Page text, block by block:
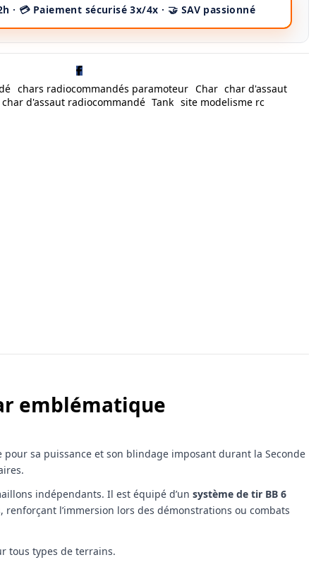
chars radiocommandés paramoteur Char char d'assaut
char d'assaut radiocommandé Tank site modelisme rc
emblématique
sa puissance et son blindage imposant durant la Seconde
indépendants. Il est équipé d’un système de tir BB 6
l’immersion lors des démonstrations ou combats
tous types de terrains.